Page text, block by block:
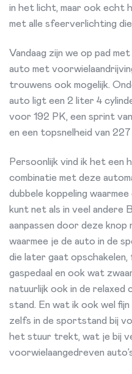
in het licht, maar ook echt
met alle sfeerverlichting
Vandaag zijn we op pad
auto met
trouwens ook mogelijk.
auto ligt een 2 liter 4
voor 192 PK, een sprint
en een topsnelheid van
Persoonlijk vind ik het een
combinatie met deze
dubbele koppeling
kunt net als in veel andere
aanpassen door deze knop
waarmee je de auto in de
die later gaat
gaspedaal en ook wat
natuurlijk ook in de
stand. En wat ik ook wel
zelfs in de sportstand bij
het stuur trekt, wat je bij
voorwielaangedreven